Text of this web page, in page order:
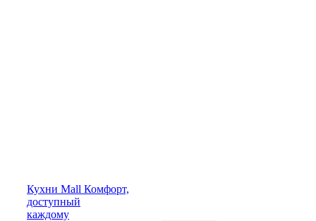
Кухни Mall Комфорт,
доступный
каждому